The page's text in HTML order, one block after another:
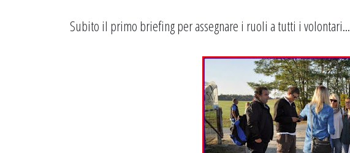
Subito il primo briefing per assegnare i ruoli a tutti i volontari...